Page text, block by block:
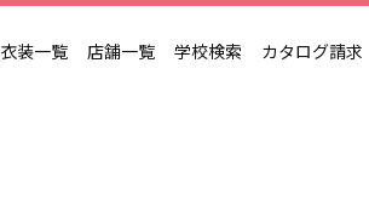
衣装一覧 店舗一覧 学校検索 カタログ請求